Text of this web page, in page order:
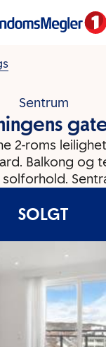
Sentrum
2-roms
Balkong og
SOLGT